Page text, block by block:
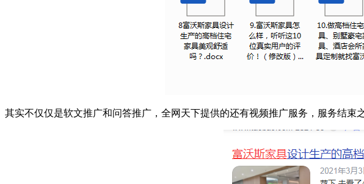
其实不仅仅是软文推广和问答推广，全网天下提供的还有视频推广服务，服务结束